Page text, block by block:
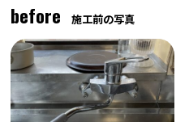
before 施工前の写真